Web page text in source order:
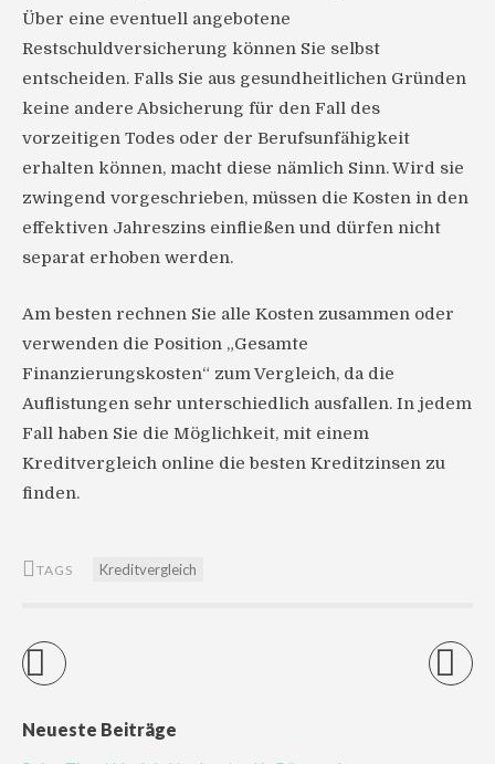
Über eine eventuell angebotene
Restschuldversicherung können Sie selbst
entscheiden. Falls Sie aus gesundheitlichen Gründen
keine andere Absicherung für den Fall des
vorzeitigen Todes oder der Berufsunfähigkeit
erhalten können, macht diese nämlich Sinn. Wird sie
zwingend vorgeschrieben, müssen die Kosten in den
effektiven Jahreszins einfließen und dürfen nicht
separat erhoben werden.
Am besten rechnen Sie alle Kosten zusammen oder
verwenden die Position „Gesamte
Finanzierungskosten“ zum Vergleich, da die
Auflistungen sehr unterschiedlich ausfallen. In jedem
Fall haben Sie die Möglichkeit, mit einem
Kreditvergleich online die besten Kreditzinsen zu
finden.
TAGS Kreditvergleich
Neueste Beiträge